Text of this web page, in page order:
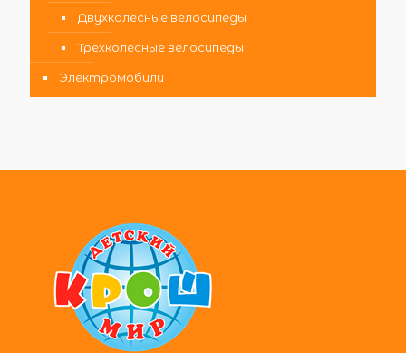
Двухколесные велосипеды
Трехколесные велосипеды
Электромобили